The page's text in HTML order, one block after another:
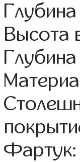
Высота